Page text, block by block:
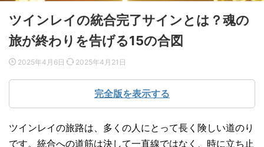
ツインレイの統合完了サインとは？魂の
旅が終わりを告げる15の合図
2025年4月6日 2025年4月21日
完全版を表示する
ツインレイの旅路は、多くの人にとって長く険しい道のり
です。統合への道筋は決して一直線ではなく、時に立ち止